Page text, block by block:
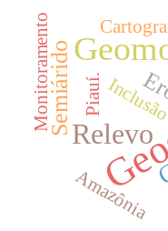
Relevo
Semiárido
Monitoramento
Amazônia
Piauí.